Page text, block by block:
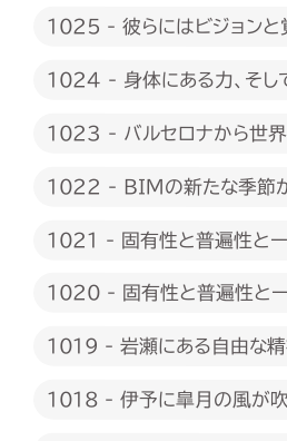
1025 - 彼らにはビジョンと
1024 - 身体にある力、そし
1023 - バルセロナから世
1022 - BIMの新たな季節
1021 - 固有性と普遍性とー
1020 - 固有性と普遍性と
1019 - 岩瀬にある自由な
1018 - 伊予に皐月の風が吹